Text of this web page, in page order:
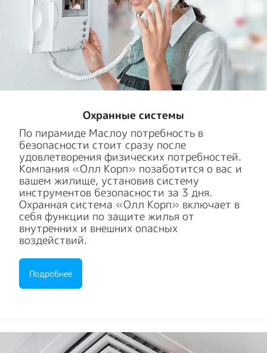
Охранные системы
По пирамиде Маслоу потребность в
безопасности стоит сразу после
удовлетворения физических потребностей.
Компания «Олл Корп» позаботится о вас и
вашем жилище, установив систему
инструментов безопасности за 3 дня.
Охранная система «Олл Корп» включает в
себя функции по защите жилья от
внутренних и внешних опасных
воздействий.
Подробнее